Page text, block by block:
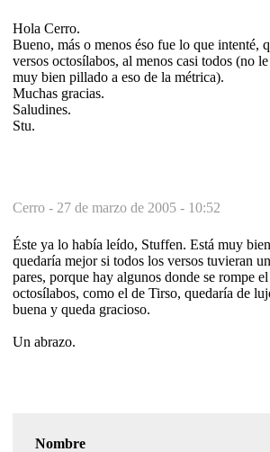
Hola Cerro.
Bueno, más o menos éso fue lo que intenté,
versos octosílabos, al menos casi todos (no
muy bien pillado a eso de la métrica).
Muchas gracias.
Saludines.
Stu.
Cerro - 27 de marzo de 2005 - 10:52
Éste ya lo había leído, Stuffen. Está muy
quedaría mejor si todos los versos tuvieran
pares, porque hay algunos donde se rompe
octosílabos, como el de Tirso, quedaría de
buena y queda gracioso.
Un abrazo.
Nombre